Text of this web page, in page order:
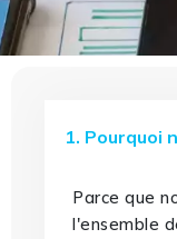
1. Pourquoi
Parce que
l'ensemble